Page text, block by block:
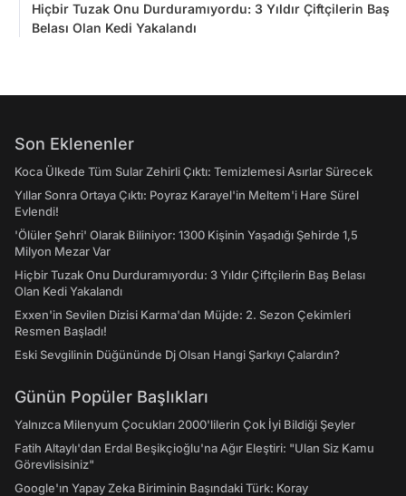
Hiçbir Tuzak Onu Durduramıyordu: 3 Yıldır Çiftçilerin Baş
Belası Olan Kedi Yakalandı
Son Eklenenler
Koca Ülkede Tüm Sular Zehirli Çıktı: Temizlemesi Asırlar Sürecek
Yıllar Sonra Ortaya Çıktı: Poyraz Karayel'in Meltem'i Hare Sürel
Evlendi!
'Ölüler Şehri' Olarak Biliniyor: 1300 Kişinin Yaşadığı Şehirde 1,5
Milyon Mezar Var
Hiçbir Tuzak Onu Durduramıyordu: 3 Yıldır Çiftçilerin Baş Belası
Olan Kedi Yakalandı
Exxen'in Sevilen Dizisi Karma'dan Müjde: 2. Sezon Çekimleri
Resmen Başladı!
Eski Sevgilinin Düğününde Dj Olsan Hangi Şarkıyı Çalardın?
Günün Popüler Başlıkları
Yalnızca Milenyum Çocukları 2000'lilerin Çok İyi Bildiği Şeyler
Fatih Altaylı'dan Erdal Beşikçioğlu'na Ağır Eleştiri: "Ulan Siz Kamu
Görevlisisiniz"
Google'ın Yapay Zeka Biriminin Başındaki Türk: Koray